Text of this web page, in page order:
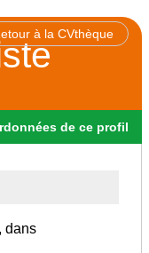
à la CVthèque
de ce profil
dans